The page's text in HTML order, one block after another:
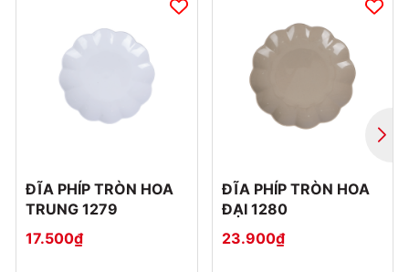
ĐĨA PHÍP TRÒN HOA
TRUNG 1279
17.500₫
ĐĨA PHÍP TRÒN HOA
ĐẠI 1280
23.900₫